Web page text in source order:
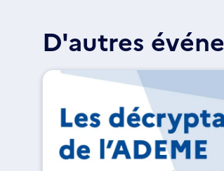
D'autres